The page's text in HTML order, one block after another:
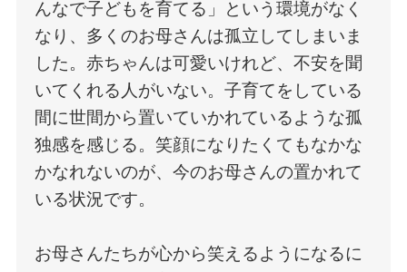
んなで子どもを育てる」という環境がなく
なり、多くのお母さんは孤立してしまいま
した。赤ちゃんは可愛いけれど、不安を聞
いてくれる人がいない。子育てをしている
間に世間から置いていかれているような孤
独感を感じる。笑顔になりたくてもなかな
かなれないのが、今のお母さんの置かれて
いる状況です。
お母さんたちが心から笑えるようになるに